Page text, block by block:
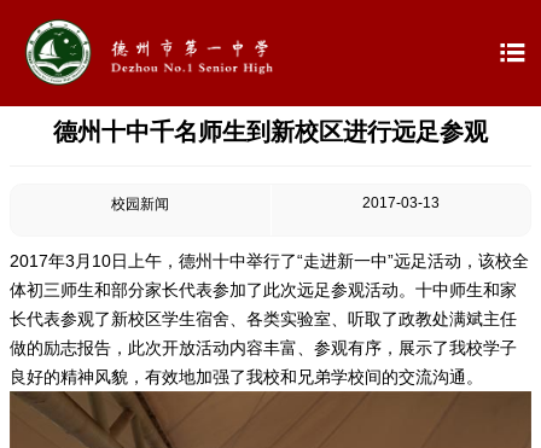

德州十中千名师生到新校区进行远足参观
校园新闻 2017-03-13
2017年3月10日上午，德州十中举行了“走进新一中”远足活动，该校全
体初三师生和部分家长代表参加了此次远足参观活动。十中师生和家
长代表参观了新校区学生宿舍、各类实验室、听取了政教处满斌主任
做的励志报告，此次开放活动内容丰富、参观有序，展示了我校学子
良好的精神风貌，有效地加强了我校和兄弟学校间的交流沟通。
首页
学校概况
 信息公开
 教学教研
 最新公告
校园新闻